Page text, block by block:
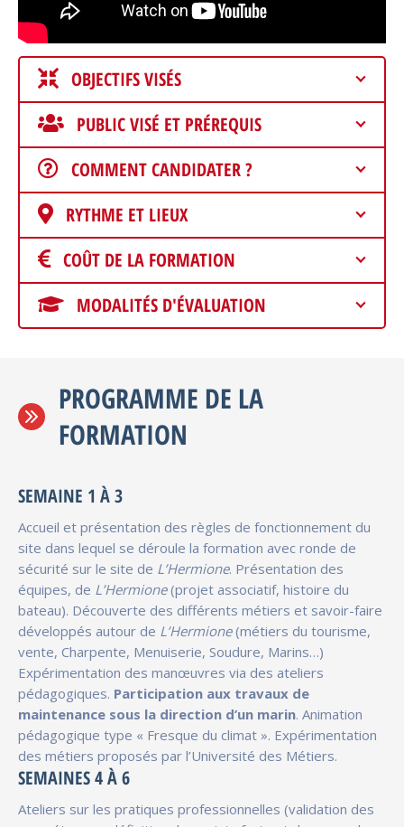
OBJECTIFS VISÉS
PUBLIC VISÉ ET PRÉREQUIS
COMMENT CANDIDATER ?
RYTHME ET LIEUX
COÛT DE LA FORMATION
MODALITÉS D'ÉVALUATION
PROGRAMME DE LA
FORMATION
SEMAINE 1 À 3
Accueil et présentation des règles de fonctionnement du
site dans lequel se déroule la formation avec ronde de
sécurité sur le site de L’Hermione. Présentation des
équipes, de L’Hermione(projet associatif, histoire du
bateau). Découverte des différents métiers et savoir-faire
développés autour de L’Hermione(métiers du tourisme,
vente, Charpente, Menuiserie, Soudure, Marins…)
Expérimentation des manœuvres via des ateliers
pédagogiques. Participation aux travaux de
maintenance sous la direction d’un marin. Animation
pédagogique type « Fresque du climat ». Expérimentation
des métiers proposés par l’Université des Métiers.
SEMAINES 4 À 6
Ateliers sur les pratiques professionnelles (validation des